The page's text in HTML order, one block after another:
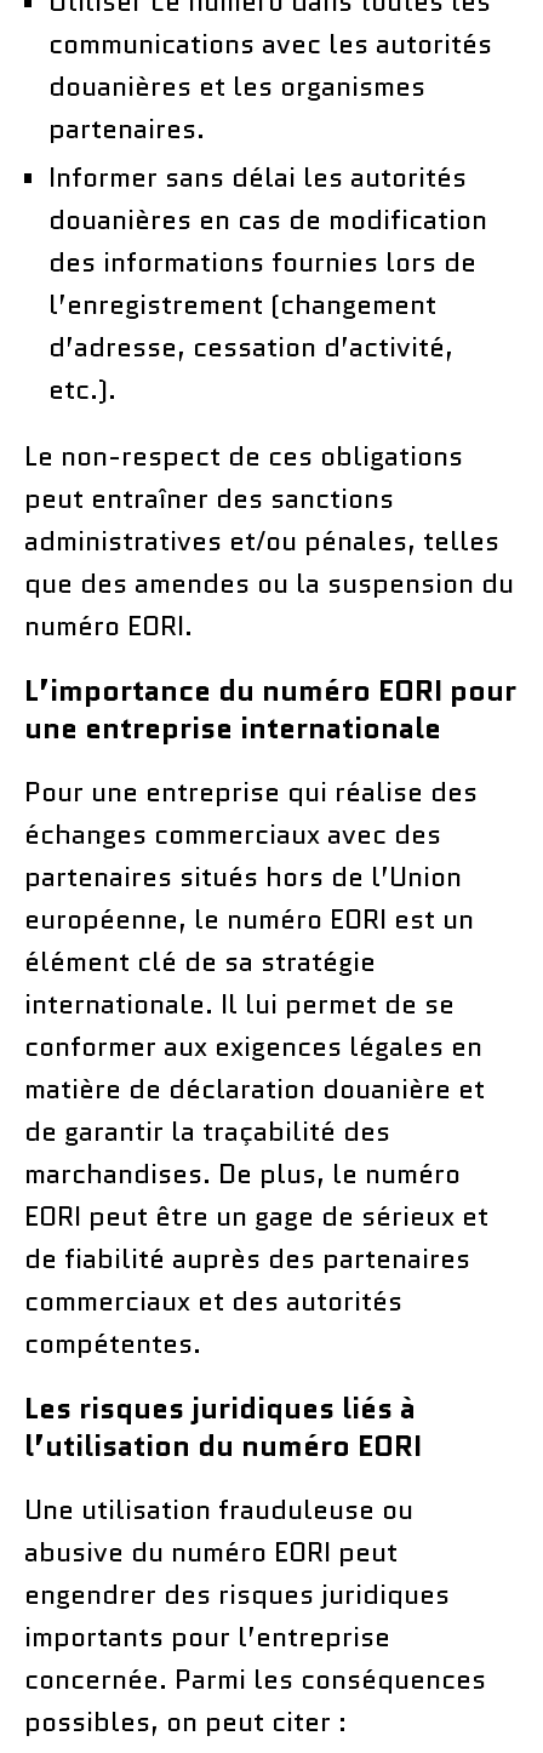
communications avec les autorités
douanières et les organismes
partenaires.
Informer sans délai les autorités
douanières en cas de modification
des informations fournies lors de
l’enregistrement (changement
d’adresse, cessation d’activité,
etc.).
Le non-respect de ces obligations
peut entraîner des sanctions
administratives et/ou pénales, telles
que des amendes ou la suspension du
numéro EORI.
L’importance du numéro EORI pour
une entreprise internationale
Pour une entreprise qui réalise des
échanges commerciaux avec des
partenaires situés hors de l’Union
européenne, le numéro EORI est un
élément clé de sa stratégie
internationale. Il lui permet de se
conformer aux exigences légales en
matière de déclaration douanière et
de garantir la traçabilité des
marchandises. De plus, le numéro
EORI peut être un gage de sérieux et
de fiabilité auprès des partenaires
commerciaux et des autorités
compétentes.
Les risques juridiques liés à
l’utilisation du numéro EORI
Une utilisation frauduleuse ou
abusive du numéro EORI peut
engendrer des risques juridiques
importants pour l’entreprise
concernée. Parmi les conséquences
possibles, on peut citer :